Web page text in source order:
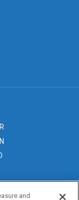
and